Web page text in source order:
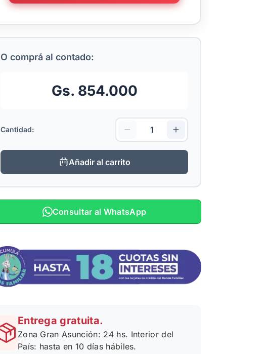
O comprá al contado:
Gs. 854.000
Cantidad:
Añadir al carrito
Consultar al WhatsApp
Entrega gratuita.
Zona Gran Asunción: 24 hs. Interior del
País: hasta en 10 días hábiles.